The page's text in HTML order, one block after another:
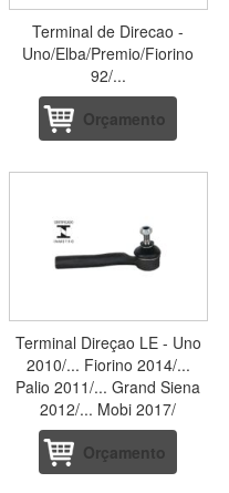
Terminal de Direcao -
Uno/Elba/Premio/Fiorino
92/...
Orçamento
Terminal Direçao LE - Uno
2010/... Fiorino 2014/...
Palio 2011/... Grand Siena
2012/... Mobi 2017/
Orçamento